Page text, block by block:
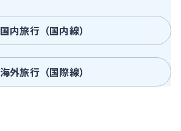
国内旅行（国内線）
海外旅行（国際線）